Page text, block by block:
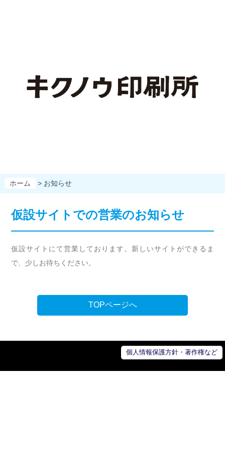
ホーム > お知らせ
仮設サイトでの営業のお知らせ
仮設サイトにて営業しております。新しいサイトができるま
で、少しお待ちください。
TOPページへ
個人情報保護方針・著作権など